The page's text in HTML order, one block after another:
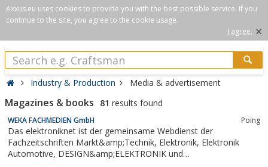
Axxus.eu uses cookies to provide you with the best possible service. If you
continue to the site, you agree to the cookie usage.
I agree. ×
Industry & Production Media & advertisement
Magazines & books 81 results found
WEKA FACHMEDIEN GmbH Poing
Das elektroniknet ist der gemeinsame Webdienst der
Fachzeitschriften Markt&amp;Technik, Elektronik, Elektronik
Automotive, DESIGN&amp;ELEKTRONIK und